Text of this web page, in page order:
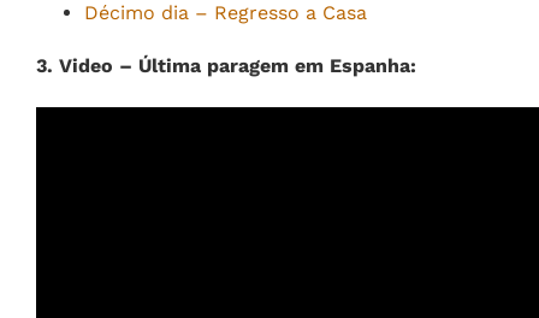
Décimo dia – Regresso a Casa
3. Video – Última paragem em Espanha: